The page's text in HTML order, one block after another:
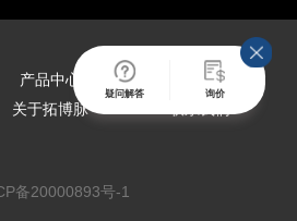
产品中心
服务中心
关于拓博脉
备20000893号-1
疑问解答 询价